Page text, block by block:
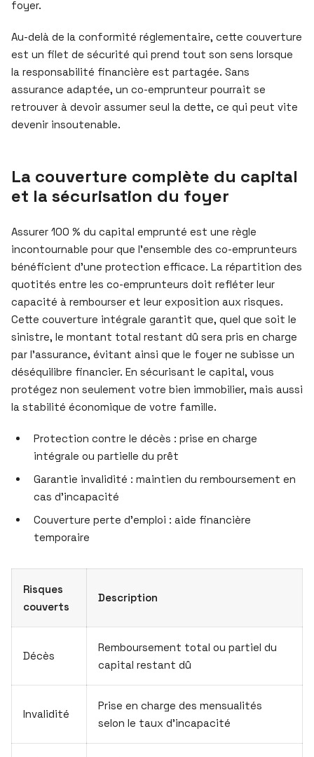
foyer.
Au-delà de la conformité réglementaire, cette couverture
est un filet de sécurité qui prend tout son sens lorsque
la responsabilité financière est partagée. Sans
assurance adaptée, un co-emprunteur pourrait se
retrouver à devoir assumer seul la dette, ce qui peut vite
devenir insoutenable.
La couverture complète du capital
et la sécurisation du foyer
Assurer 100 % du capital emprunté est une règle
incontournable pour que l’ensemble des co-emprunteurs
bénéficient d’une protection efficace. La répartition des
quotités entre les co-emprunteurs doit refléter leur
capacité à rembourser et leur exposition aux risques.
Cette couverture intégrale garantit que, quel que soit le
sinistre, le montant total restant dû sera pris en charge
par l’assurance, évitant ainsi que le foyer ne subisse un
déséquilibre financier. En sécurisant le capital, vous
protégez non seulement votre bien immobilier, mais aussi
la stabilité économique de votre famille.
Protection contre le décès : prise en charge
intégrale ou partielle du prêt
Garantie invalidité : maintien du remboursement en
cas d’incapacité
Couverture perte d’emploi : aide financière
temporaire
Risques
couverts
Description
Décès
Remboursement total ou partiel du
capital restant dû
Invalidité
Prise en charge des mensualités
selon le taux d’incapacité